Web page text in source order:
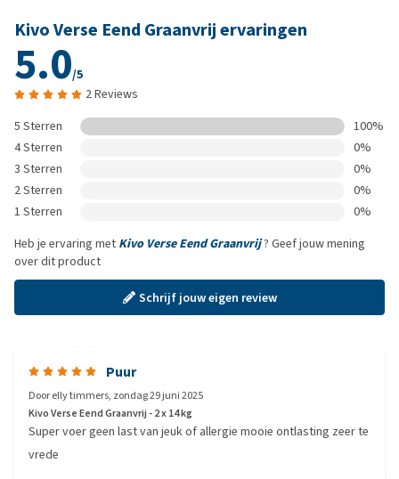
Kivo Verse Eend Graanvrij ervaringen
5.0/5
2 Reviews
5 Sterren
100%
4 Sterren
0%
3 Sterren
0%
2 Sterren
0%
1 Sterren
0%
Heb je ervaring met Kivo Verse Eend Graanvrij? Geef jouw mening
over dit product
Schrijf jouw eigen review
Puur
Doorelly timmers, zondag 29 juni 2025
Kivo Verse Eend Graanvrij - 2 x 14 kg
Super voer geen last van jeuk of allergie mooie ontlasting zeer te
vrede